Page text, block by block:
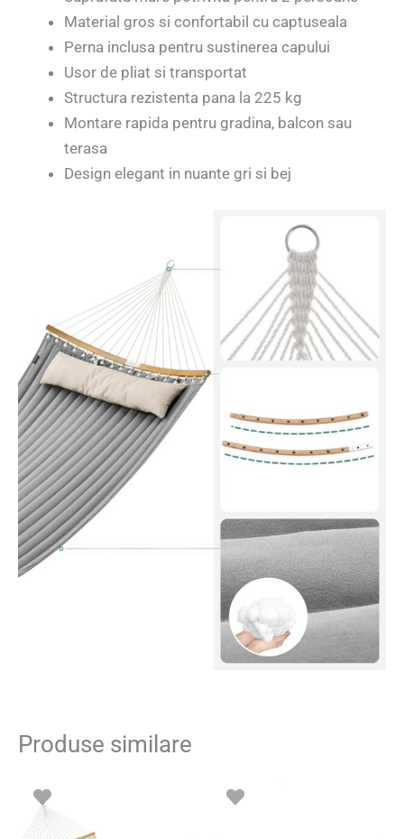
Material gros si confortabil cu captuseala
Perna inclusa pentru sustinerea capului
Usor de pliat si transportat
Structura rezistenta pana la 225 kg
Montare rapida pentru gradina, balcon sau
terasa
Design elegant in nuante gri si bej
Produse similare
fost: